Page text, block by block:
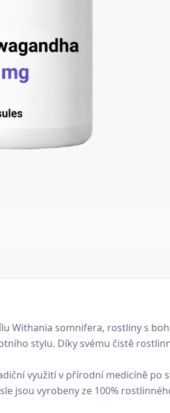
Withania somnifera, rostliny s
stylu. Díky svému čistě
využití v přírodní medicíně
jsou vyrobeny ze 100%